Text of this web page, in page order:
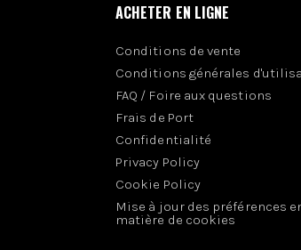
ACHETER EN LIGNE
Conditions de vente
Conditions générales
FAQ / Foire aux questions
Frais de Port
Confidentialité
Privacy Policy
Cookie Policy
Mise à jour des préférences
matière de cookies